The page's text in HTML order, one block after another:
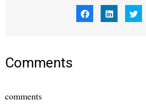
share share
Comments
comments